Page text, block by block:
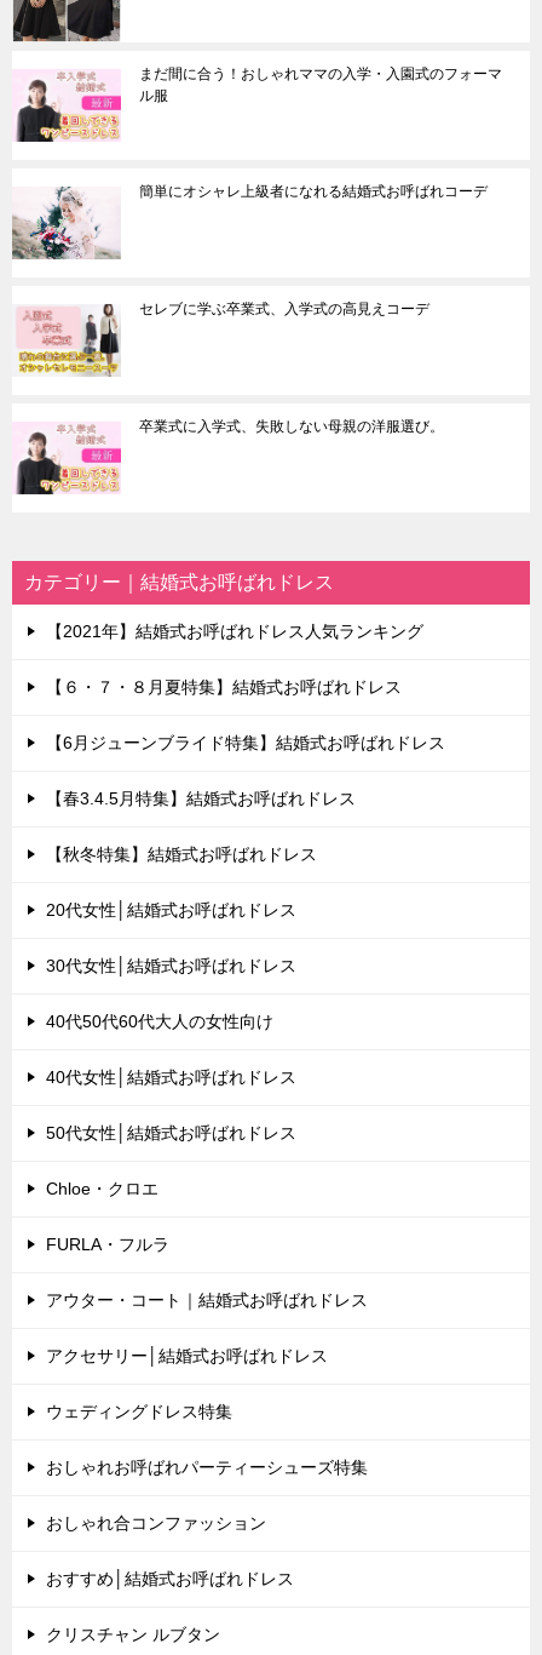
まだ間に合う！おしゃれママの入学・入園式のフォーマ
ル服
簡単にオシャレ上級者になれる結婚式お呼ばれコーデ
セレブに学ぶ卒業式、入学式の高見えコーデ
卒業式に入学式、失敗しない母親の洋服選び。
カテゴリー｜結婚式お呼ばれドレス
【2021年】結婚式お呼ばれドレス人気ランキング
【６・７・８月夏特集】結婚式お呼ばれドレス
【6月ジューンブライド特集】結婚式お呼ばれドレス
【春3.4.5月特集】結婚式お呼ばれドレス
【秋冬特集】結婚式お呼ばれドレス
20代女性│結婚式お呼ばれドレス
30代女性│結婚式お呼ばれドレス
40代50代60代大人の女性向け
40代女性│結婚式お呼ばれドレス
50代女性│結婚式お呼ばれドレス
Chloe・クロエ
FURLA・フルラ
アウター・コート｜結婚式お呼ばれドレス
アクセサリー│結婚式お呼ばれドレス
ウェディングドレス特集
おしゃれお呼ばれパーティーシューズ特集
おしゃれ合コンファッション
おすすめ│結婚式お呼ばれドレス
クリスチャン ルブタン